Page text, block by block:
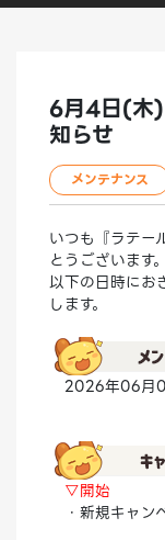
6月4日(木
知らせ
メンテナンス
いつも『ラテー
とうございます。
以下の日時にお
します。
2026年06月
▽開始
・新規キャン